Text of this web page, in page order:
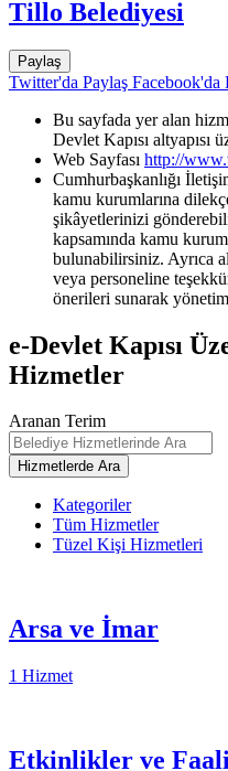
Tillo Belediyesi
Paylaş
Twitter'da Paylaş Facebook'da
Bu sayfada yer alan
Devlet Kapısı altyapısı
Web Sayfası http://
Cumhurbaşkanlığı
kamu kurumlarına
şikâyetlerinizi
kapsamında kamu
bulunabilirsiniz. Ayrıca
veya personeline
önerileri sunarak
e-Devlet Kapısı
Hizmetler
Aranan Terim
Kategoriler
Tüm Hizmetler
Tüzel Kişi Hizmetleri
Arsa ve İmar
1 Hizmet
Etkinlikler ve